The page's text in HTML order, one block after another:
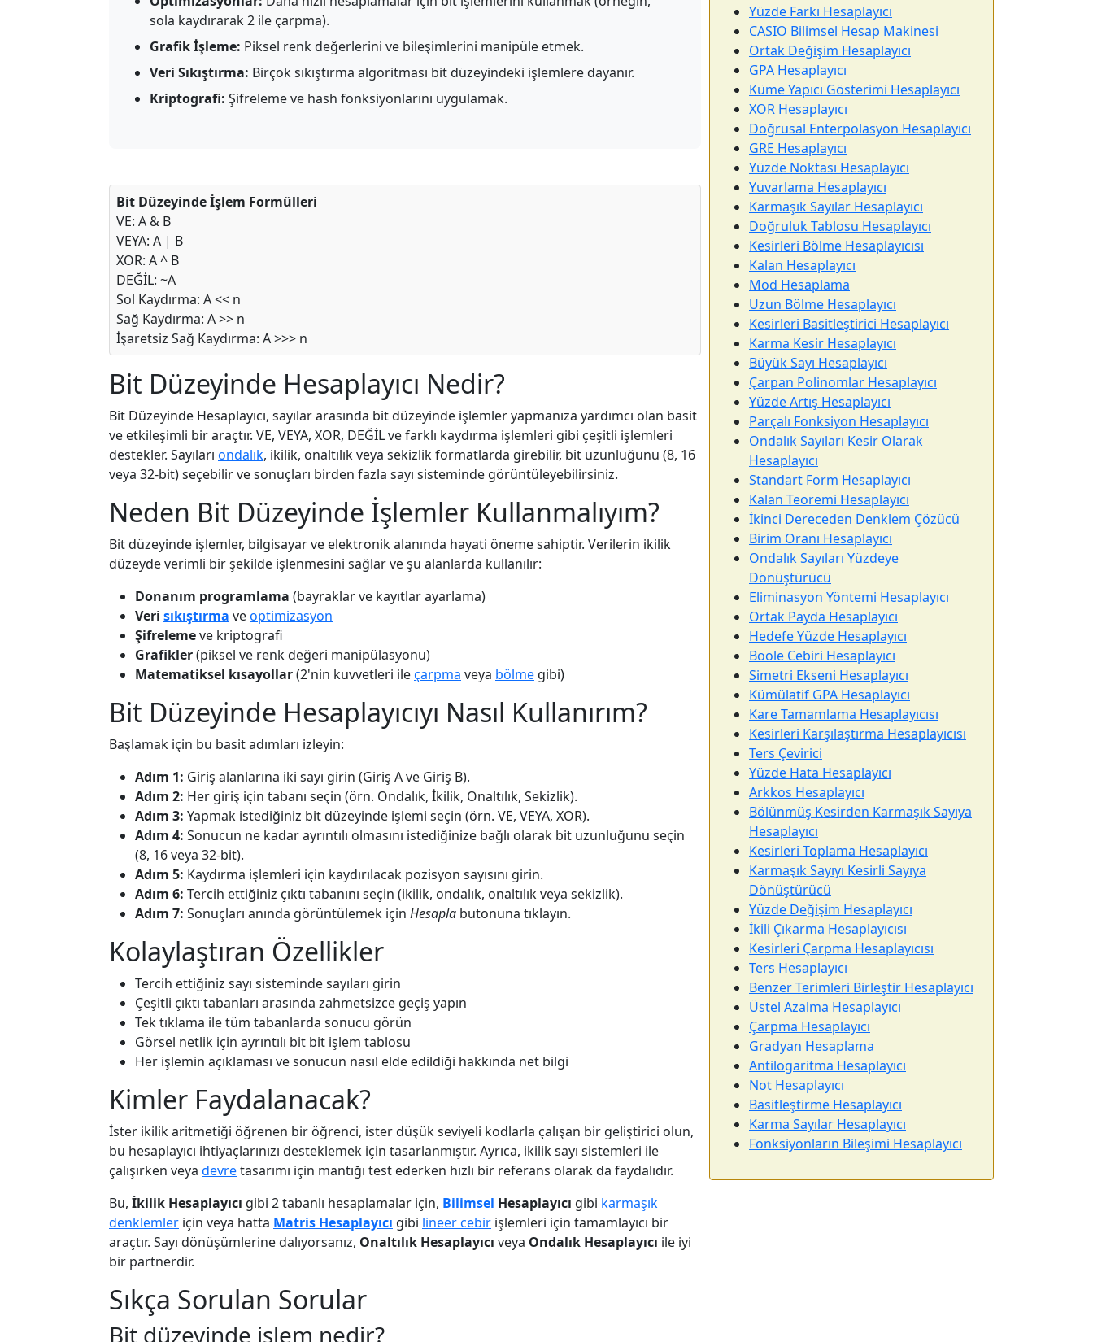
sola kaydırarak 2 ile çarpma).
Grafik İşleme: Piksel renk değerlerini ve bileşimlerini manipüle etmek.
Veri Sıkıştırma: Birçok sıkıştırma algoritması bit düzeyindeki işlemlere dayanır.
Kriptografi: Şifreleme ve hash fonksiyonlarını uygulamak.
Bit Düzeyinde İşlem Formülleri
VE: A & B
VEYA: A | B
XOR: A ^ B
DEĞİL: ~A
Sol Kaydırma: A << n
Sağ Kaydırma: A >> n
İşaretsiz Sağ Kaydırma: A >>> n
Bit Düzeyinde Hesaplayıcı Nedir?
Bit Düzeyinde Hesaplayıcı, sayılar arasında bit düzeyinde işlemler yapmanıza yardımcı olan basit
ve etkileşimli bir araçtır. VE, VEYA, XOR, DEĞİL ve farklı kaydırma işlemleri gibi çeşitli işlemleri
destekler. Sayıları ondalık, ikilik, onaltılık veya sekizlik formatlarda girebilir, bit uzunluğunu (8, 16
veya 32-bit) seçebilir ve sonuçları birden fazla sayı sisteminde görüntüleyebilirsiniz.
Neden Bit Düzeyinde İşlemler Kullanmalıyım?
Bit düzeyinde işlemler, bilgisayar ve elektronik alanında hayati öneme sahiptir. Verilerin ikilik
düzeyde verimli bir şekilde işlenmesini sağlar ve şu alanlarda kullanılır:
Donanım programlama (bayraklar ve kayıtlar ayarlama)
Veri sıkıştırma veoptimizasyon
Şifrelemeve kriptografi
Grafikler(piksel ve renk değeri manipülasyonu)
Matematiksel kısayollar(2'nin kuvvetleri ileçarpma veya bölme gibi)
Bit Düzeyinde Hesaplayıcıyı Nasıl Kullanırım?
Başlamak için bu basit adımları izleyin:
Adım 1: Giriş alanlarına iki sayı girin (Giriş A ve Giriş B).
Adım 2: Her giriş için tabanı seçin (örn. Ondalık, İkilik, Onaltılık, Sekizlik).
Adım 3: Yapmak istediğiniz bit düzeyinde işlemi seçin (örn. VE, VEYA, XOR).
Adım 4: Sonucun ne kadar ayrıntılı olmasını istediğinize bağlı olarak bit uzunluğunu seçin
(8, 16 veya 32-bit).
Adım 5: Kaydırma işlemleri için kaydırılacak pozisyon sayısını girin.
Adım 6: Tercih ettiğiniz çıktı tabanını seçin (ikilik, ondalık, onaltılık veya sekizlik).
Adım 7: Sonuçları anında görüntülemek için Hesapla butonuna tıklayın.
Kolaylaştıran Özellikler
Tercih ettiğiniz sayı sisteminde sayıları girin
Çeşitli çıktı tabanları arasında zahmetsizce geçiş yapın
Tek tıklama ile tüm tabanlarda sonucu görün
Görsel netlik için ayrıntılı bit bit işlem tablosu
Her işlemin açıklaması ve sonucun nasıl elde edildiği hakkında net bilgi
Kimler Faydalanacak?
İster ikilik aritmetiği öğrenen bir öğrenci, ister düşük seviyeli kodlarla çalışan bir geliştirici olun,
bu hesaplayıcı ihtiyaçlarınızı desteklemek için tasarlanmıştır. Ayrıca, ikilik sayı sistemleri ile
çalışırken veya devretasarımı için mantığı test ederken hızlı bir referans olarak da faydalıdır.
Bu, İkilik Hesaplayıcı gibi 2 tabanlı hesaplamalar için, Bilimsel Hesaplayıcı gibi karmaşık
denklemler için veya hatta Matris Hesaplayıcı gibi lineer cebir işlemleri için tamamlayıcı bir
araçtır. Sayı dönüşümlerine dalıyorsanız, Onaltılık Hesaplayıcı veya Ondalık Hesaplayıcı ile iyi
bir partnerdir.
Sıkça Sorulan Sorular
Bit düzeyinde işlem nedir?
Yüzde Farkı Hesaplayıcı
CASIO Bilimsel Hesap Makinesi
Ortak Değişim Hesaplayıcı
GPA Hesaplayıcı
Küme Yapıcı Gösterimi Hesaplayıcı
XOR Hesaplayıcı
Doğrusal Enterpolasyon Hesaplayıcı
GRE Hesaplayıcı
Yüzde Noktası Hesaplayıcı
Yuvarlama Hesaplayıcı
Karmaşık Sayılar Hesaplayıcı
Doğruluk Tablosu Hesaplayıcı
Kesirleri Bölme Hesaplayıcısı
Kalan Hesaplayıcı
Mod Hesaplama
Uzun Bölme Hesaplayıcı
Kesirleri Basitleştirici Hesaplayıcı
Karma Kesir Hesaplayıcı
Büyük Sayı Hesaplayıcı
Çarpan Polinomlar Hesaplayıcı
Yüzde Artış Hesaplayıcı
Parçalı Fonksiyon Hesaplayıcı
Ondalık Sayıları Kesir Olarak
Hesaplayıcı
Standart Form Hesaplayıcı
Kalan Teoremi Hesaplayıcı
İkinci Dereceden Denklem Çözücü
Birim Oranı Hesaplayıcı
Ondalık Sayıları Yüzdeye
Dönüştürücü
Eliminasyon Yöntemi Hesaplayıcı
Ortak Payda Hesaplayıcı
Hedefe Yüzde Hesaplayıcı
Boole Cebiri Hesaplayıcı
Simetri Ekseni Hesaplayıcı
Kümülatif GPA Hesaplayıcı
Kare Tamamlama Hesaplayıcısı
Kesirleri Karşılaştırma Hesaplayıcısı
Ters Çevirici
Yüzde Hata Hesaplayıcı
Arkkos Hesaplayıcı
Bölünmüş Kesirden Karmaşık Sayıya
Hesaplayıcı
Kesirleri Toplama Hesaplayıcı
Karmaşık Sayıyı Kesirli Sayıya
Dönüştürücü
Yüzde Değişim Hesaplayıcı
İkili Çıkarma Hesaplayıcısı
Kesirleri Çarpma Hesaplayıcısı
Ters Hesaplayıcı
Benzer Terimleri Birleştir Hesaplayıcı
Üstel Azalma Hesaplayıcı
Çarpma Hesaplayıcı
Gradyan Hesaplama
Antilogaritma Hesaplayıcı
Not Hesaplayıcı
Basitleştirme Hesaplayıcı
Karma Sayılar Hesaplayıcı
Fonksiyonların Bileşimi Hesaplayıcı